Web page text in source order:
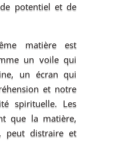
potentiel et de
matière est
un voile qui
un écran qui
et notre
spirituelle. Les
que la matière,
peut distraire et